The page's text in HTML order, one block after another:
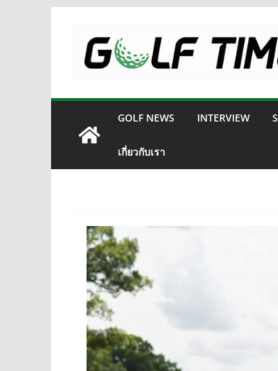
content
GOLF NEWS INTERVIEW
เกี่ยวกับเรา